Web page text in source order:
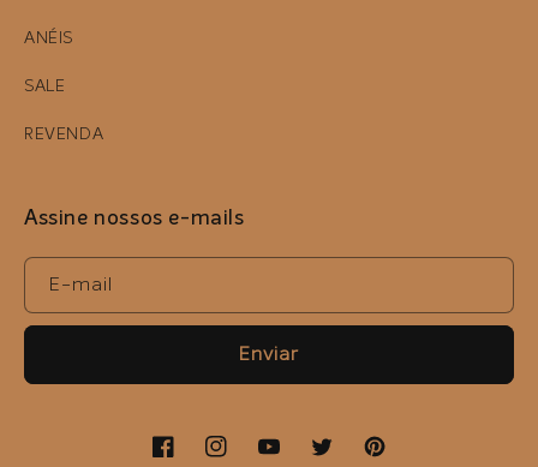
ANÉIS
SALE
REVENDA
Assine nossos e-mails
E-mail
Enviar
FacebookInstagramYouTubeTwitter Pinterest